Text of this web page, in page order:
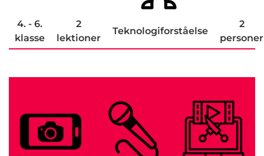
4. - 6.
klasse
2
lektioner
Teknologiforståelse
2
personer